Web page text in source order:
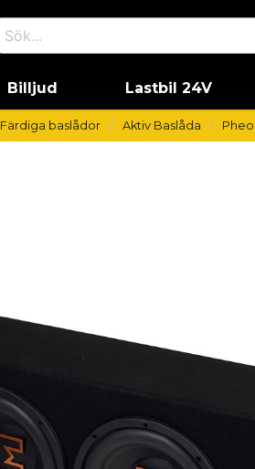
Billjud Lastbil 24V
Färdiga baslådor Aktiv Baslåda